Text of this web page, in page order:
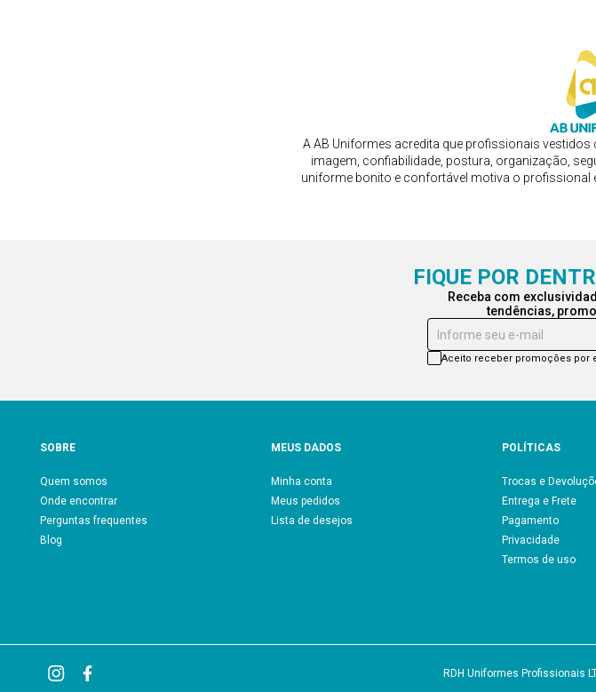
A AB Uniformes acredita que profissionais
imagem, confiabilidade, postura, organização,
uniforme bonito e confortável motiva o profissional
FIQUE POR
Receba com
tendências,
Informe seu e-mail
Aceito receber promoções por
SOBRE
Quem somos
Onde encontrar
Perguntas frequentes
Blog
MEUS DADOS
Minha conta
Meus pedidos
Lista de desejos
POLÍTICAS
Trocas e
Entrega e Frete
Pagamento
Privacidade
Termos de uso
RDH Uniformes Profissionais